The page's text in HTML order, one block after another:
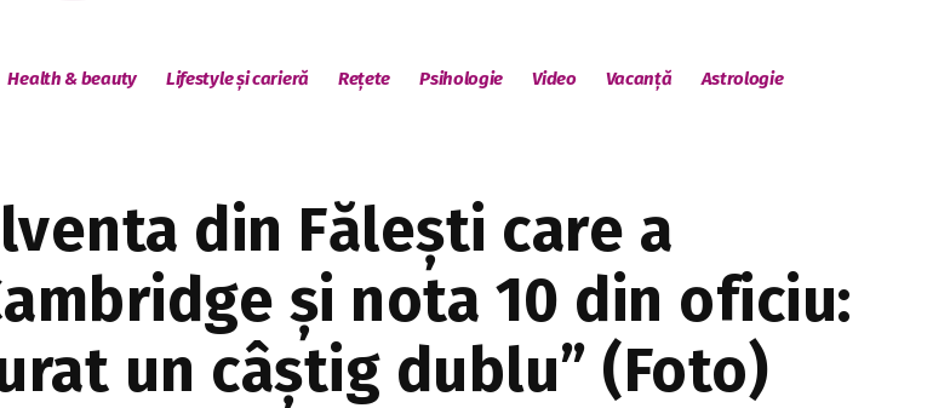
Health & beauty Lifestyle și carieră Rețete Psihologie Video Vacanță Astrologie
din Fălești care a
și nota 10 din oficiu:
un câștig dublu” (Foto)